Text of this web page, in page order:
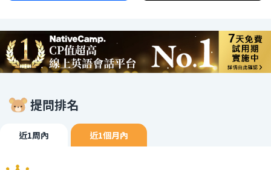
提問排名
近1周內 近1個月內